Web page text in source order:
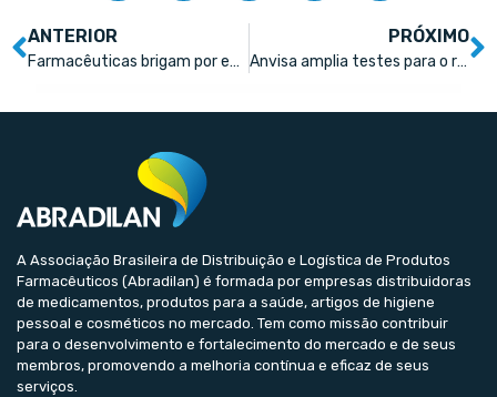
ANTERIOR
Farmacêuticas brigam por extensão de 62 patentes de medicamentos
PRÓXIMO
Anvisa amplia testes para o restabelecimento do SNGPC
A Associação Brasileira de Distribuição e Logística de Produtos
Farmacêuticos (Abradilan) é formada por empresas distribuidoras
de medicamentos, produtos para a saúde, artigos de higiene
pessoal e cosméticos no mercado. Tem como missão contribuir
para o desenvolvimento e fortalecimento do mercado e de seus
membros, promovendo a melhoria contínua e eficaz de seus
serviços.